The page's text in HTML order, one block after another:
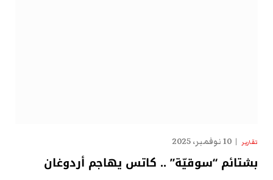
تقارير 10 نوفمبر، 2025
بشتائم “سوقيّة” .. كاتس يهاجم أردوغان